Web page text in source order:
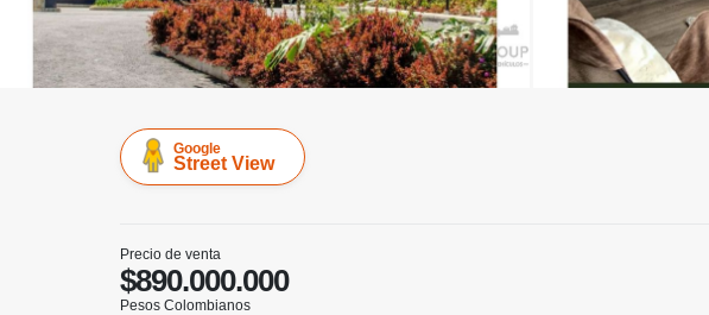
Google
Street View
Precio de venta
$890.000.000
Pesos Colombianos